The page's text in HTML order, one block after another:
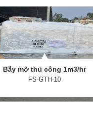
Bẫy mỡ thủ công 1m3/hr
FS-GTH-10